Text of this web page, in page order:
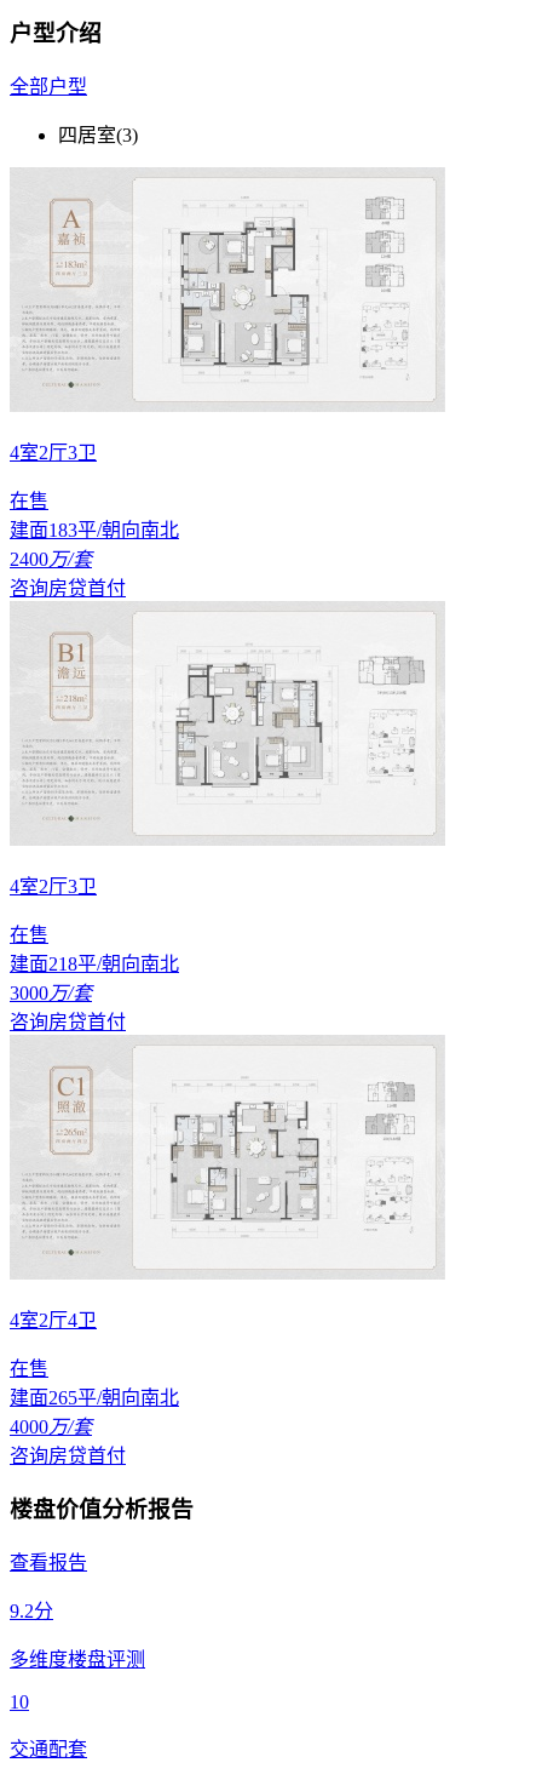
户型介绍
全部户型
四居室(3)
4室2厅3卫
在售
建面183平/朝向南北
2400万/套
咨询房贷首付
4室2厅3卫
在售
建面218平/朝向南北
3000万/套
咨询房贷首付
4室2厅4卫
在售
建面265平/朝向南北
4000万/套
咨询房贷首付
楼盘价值分析报告
查看报告
9.2分
多维度楼盘评测
10
交通配套